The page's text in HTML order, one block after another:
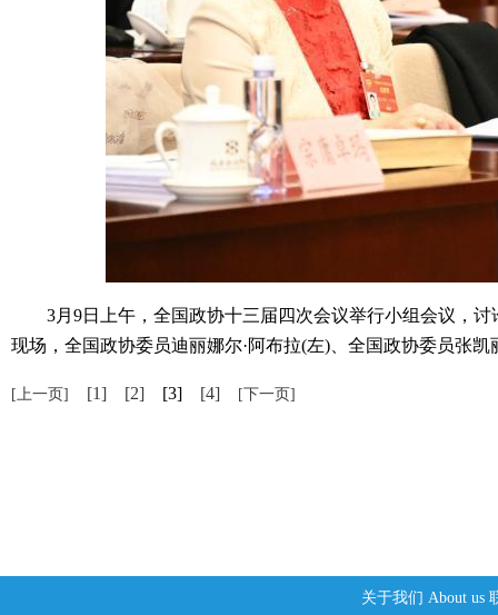
3月9日上午，全国政协十三届四次会议举行小组会议，讨
现场，全国政协委员迪丽娜尔·阿布拉(左)、全国政协委员张
[上一页] [1] [2] [3] [4] [下一页]
关于我们 About us